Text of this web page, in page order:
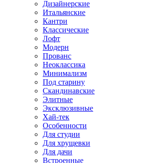
Дизайнерские
Итальянские
Кантри
Классические
Лофт
Модерн
Прованс
Неоклассика
Минимализм
Под старину
Скандинавские
Элитные
Эксклюзивные
Хай-тек
Особенности
Для студии
Для хрущевки
Для дачи
Встроенные